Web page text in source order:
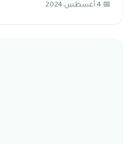
📅 4 أغسطس 2024